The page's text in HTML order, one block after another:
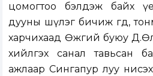
цомогтоо бэлдэж байх
дууны шүлэг бичиж өгөөд,
харчихаад Өөжгий буюу
хийлгэх санал тавьсан
ажлаар Сингапур луу